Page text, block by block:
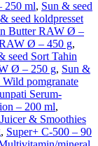
250 ml, Sun & seed
seed koldpresset
Butter RAW Ø –
Ø – 450 g,
seed Sort Tahin
Ø – 250 g, Sun &
Wild pomgranate
Serum-
– 200 ml,
& Smoothies
, Super+ C-500 – 90